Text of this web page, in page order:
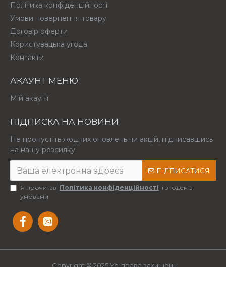
Політика конфіденційності
Умови повернення товару
Договір оферти
Користувацька угода
Контакти
АКАУНТ МЕНЮ
Мій акаунт
ПІДПИСКА НА НОВИНИ
Не пропустіть жодних оновлень чи акцій, підписавшись
на нашу розсилку.
ПІДПИСАТИСЯ
Я прочитав Політика конфіденційності і згоден з
умовами
Copyright © 2025 Усі права захищені